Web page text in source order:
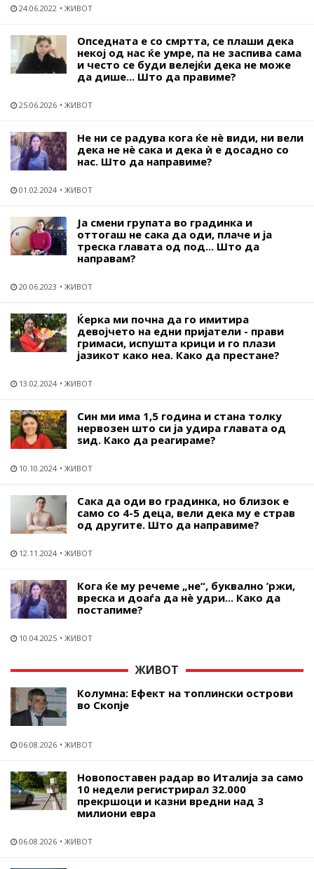
24.06.2022 ЖИВОТ
Опседната е со смртта, се плаши дека
некој од нас ќе умре, па не заспива сама
и често се буди велејќи дека не може
да дише... Што да правиме?
25.06.2026 ЖИВОТ
Не ни се радува кога ќе нѐ види, ни вели
дека не нѐ сака и дека ѝ е досадно со
нас. Што да направиме?
01.02.2024 ЖИВОТ
Ја смени групата во градинка и
оттогаш не сака да оди, плаче и ја
треска главата од под... Што да
направам?
20.06.2023 ЖИВОТ
Ќерка ми почна да го имитира
девојчето на едни пријатели - прави
гримаси, испушта крици и го плази
јазикот како неа. Како да престане?
13.02.2024 ЖИВОТ
Син ми има 1,5 година и стана толку
нервозен што си ја удира главата од
ѕид. Како да реагираме?
10.10.2024 ЖИВОТ
Сака да оди во градинка, но близок е
само со 4-5 деца, вели дека му е страв
од другите. Што да направиме?
12.11.2024 ЖИВОТ
Кога ќе му речеме „не“, буквално ’ржи,
вреска и доаѓа да нѐ удри... Како да
постапиме?
10.04.2025 ЖИВОТ
ЖИВОТ
Колумна: Ефект на топлински острови
во Скопје
06.08.2026 ЖИВОТ
Новопоставен радар во Италија за само
10 недели регистрирал 32.000
прекршоци и казни вредни над 3
милиони евра
06.08.2026 ЖИВОТ